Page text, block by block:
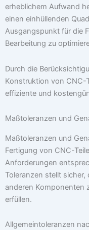
erheblichem Aufwand
einen einhüllenden
Ausgangspunkt für die
Bearbeitung zu
Durch die
Konstruktion von CNC-
effiziente und
Maßtoleranzen und
Maßtoleranzen und
Fertigung von CNC-
Anforderungen
Toleranzen stellt
anderen Komponenten
erfüllen.
Allgemeintoleranzen